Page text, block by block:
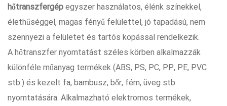
hőtranszfergépegyszer használatos, élénk színekkel,
élethűséggel, magas fényű felülettel, jó tapadású, nem
szennyezi a felületet és tartós kopással rendelkezik.
A hőtranszfer nyomtatást széles körben alkalmazzák
különféle műanyag termékek (ABS, PS, PC, PP, PE, PVC
stb.) és kezelt fa, bambusz, bőr, fém, üveg stb.
nyomtatására. Alkalmazható elektromos termékek,